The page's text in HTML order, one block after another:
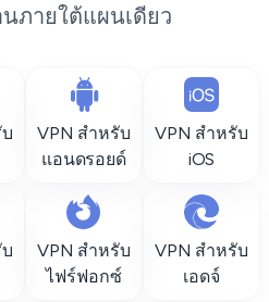
ภายใต้แผนเดียว
VPN สำหรับ
แอนดรอยด์
VPN สำหรับ
iOS
VPN สำหรับ
ไฟร์ฟอกซ์
VPN สำหรับ
เอดจ์